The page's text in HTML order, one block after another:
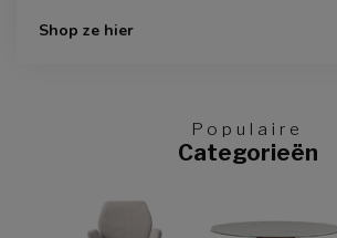
Shop ze hier
Populaire
Categorieën